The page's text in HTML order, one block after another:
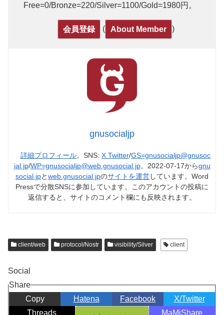
Free=0/Bronze=220/Silver=1100/Gold=1980円。
会員登録 ( About Member )
gnusocialjp
詳細プロフィール。SNS: X Twitter/GS=gnusocialjp@gnusoc
ial.jp/WP=gnusocialjp@web.gnusocial.jp。2022-07-17からgnu
social.jpとweb.gnusocial.jpのサイトを運営しています。Word
Pressで分散SNSに参加しています。このアカウントの投稿に
返信すると、サイトのコメント欄にも反映されます。
client/web protocol/Nostr visibility/Silver client
Social
Share
Copy
Hatena Facebook
X/Twitter
Threads
MaMiShare